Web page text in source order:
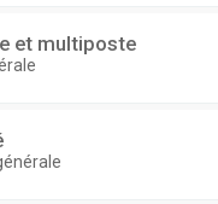
et multiposte